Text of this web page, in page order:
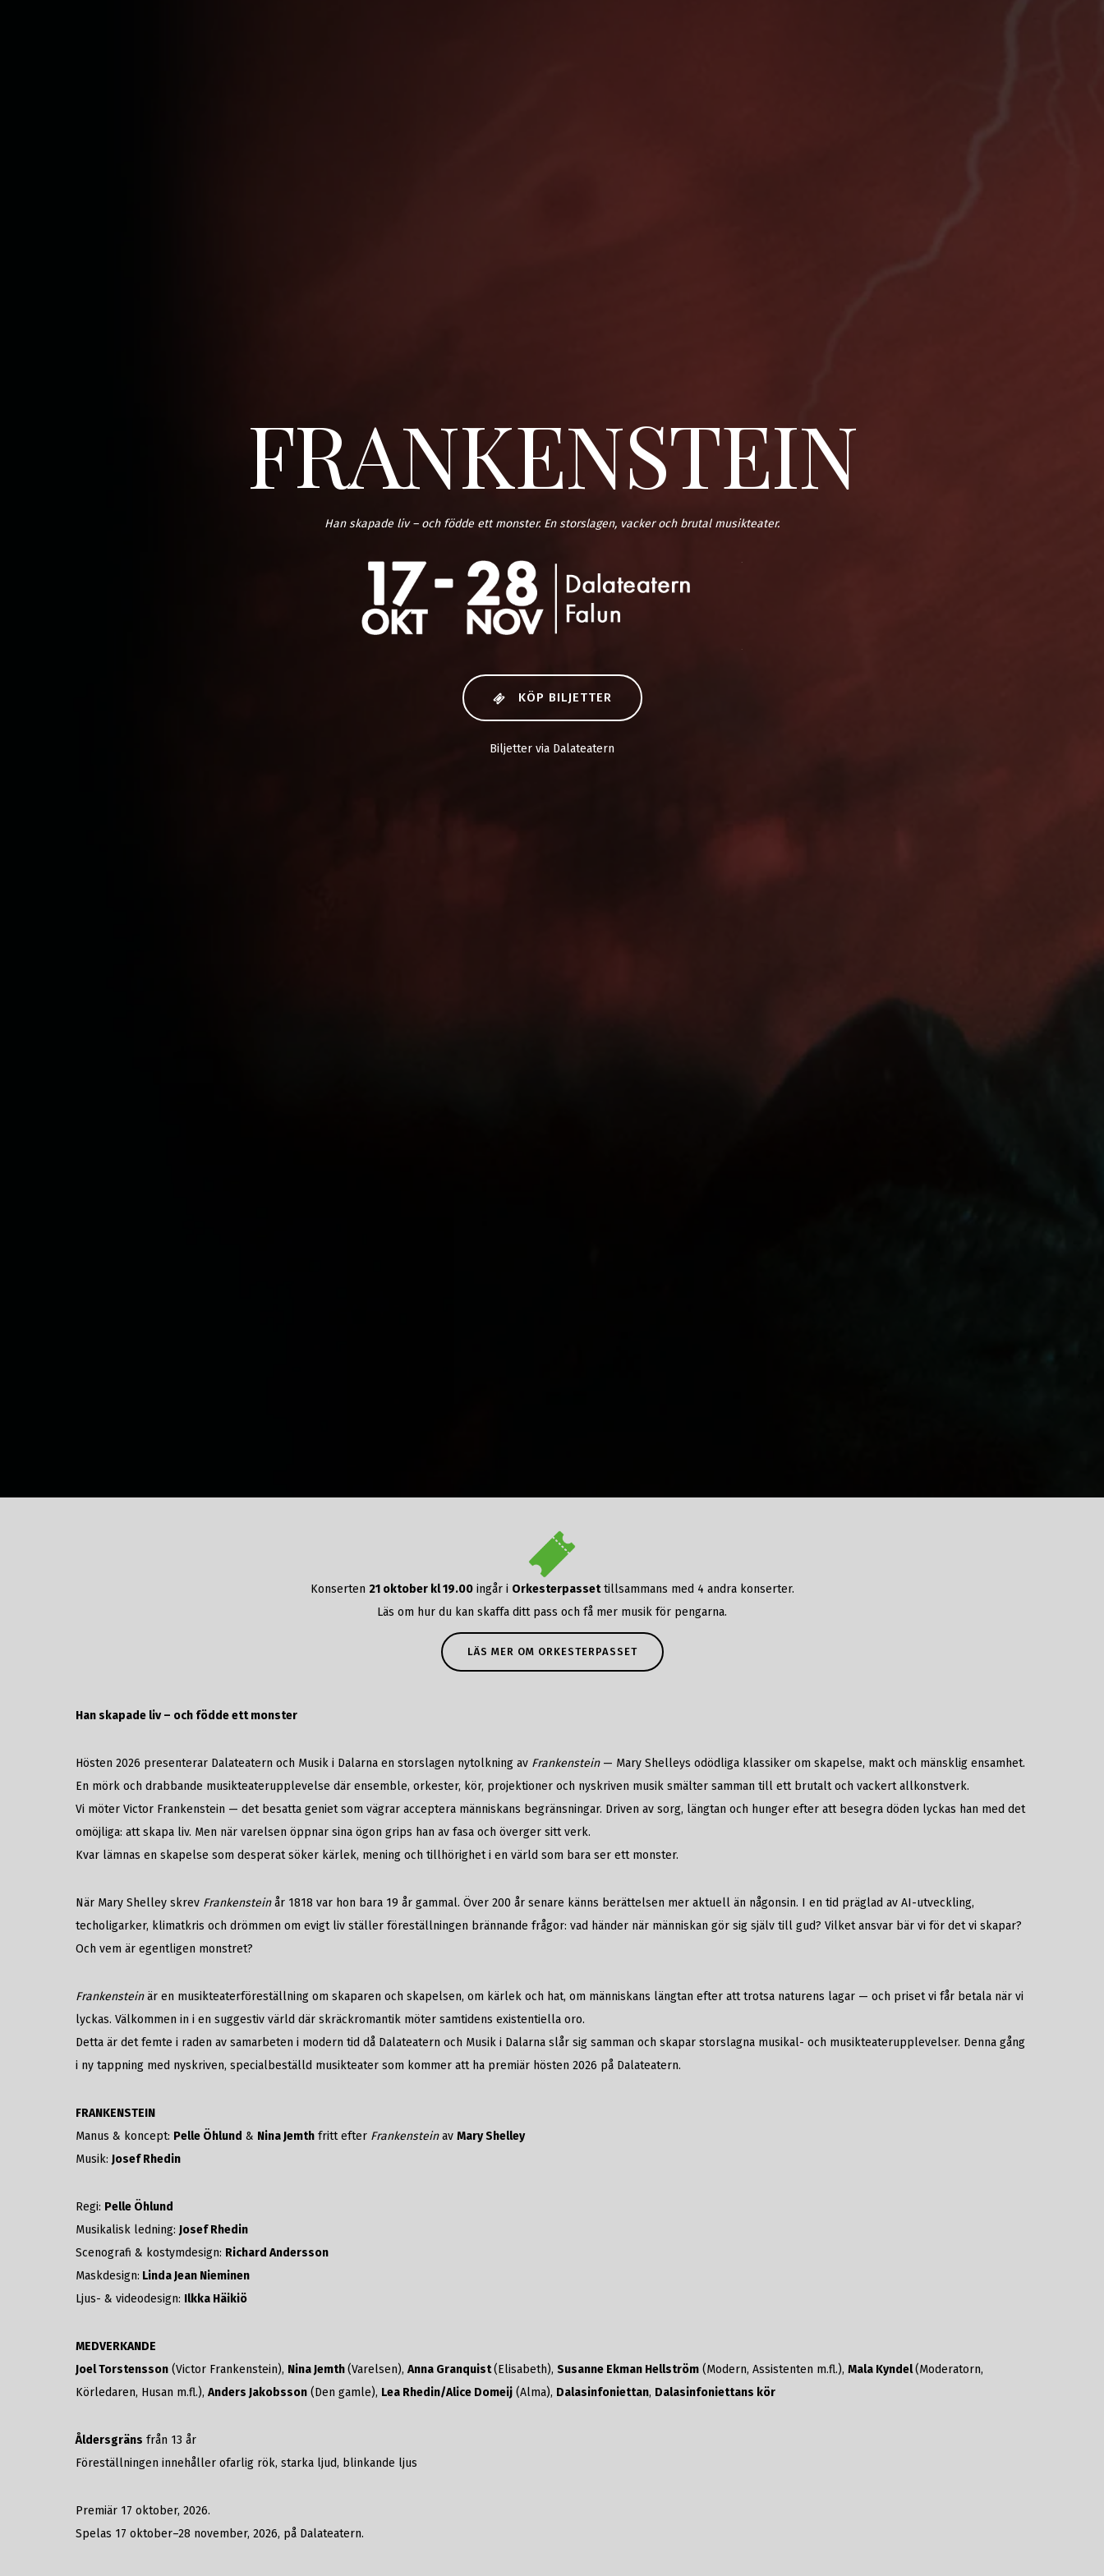
FRANKENSTEIN
Han skapade liv – och födde ett monster. En storslagen, vacker och brutal musikteater.
KÖP BILJETTER
Biljetter via Dalateatern
Konserten 21 oktober kl 19.00ingår i Orkesterpassettillsammans med 4 andra konserter.
Läs om hur du kan skaffa ditt pass och få mer musik för pengarna.
LÄS MER OM ORKESTERPASSET
Han skapade liv – och födde ett monster
Hösten 2026 presenterar Dalateatern och Musik i Dalarna en storslagen nytolkning av Frankenstein— Mary Shelleys odödliga klassiker om skapelse, makt och mänsklig ensamhet.
En mörk och drabbande musikteaterupplevelse där ensemble, orkester, kör, projektioner och nyskriven musik smälter samman till ett brutalt och vackert allkonstverk.
Vi möter Victor Frankenstein — det besatta geniet som vägrar acceptera människans begränsningar. Driven av sorg, längtan och hunger efter att besegra döden lyckas han med det
omöjliga: att skapa liv. Men när varelsen öppnar sina ögon grips han av fasa och överger sitt verk.
Kvar lämnas en skapelse som desperat söker kärlek, mening och tillhörighet i en värld som bara ser ett monster.
När Mary Shelley skrev Frankensteinår 1818 var hon bara 19 år gammal. Över 200 år senare känns berättelsen mer aktuell än någonsin. I en tid präglad av AI-utveckling,
techoligarker, klimatkris och drömmen om evigt liv ställer föreställningen brännande frågor: vad händer när människan gör sig själv till gud? Vilket ansvar bär vi för det vi skapar?
Och vem är egentligen monstret?
Frankensteinär en musikteaterföreställning om skaparen och skapelsen, om kärlek och hat, om människans längtan efter att trotsa naturens lagar — och priset vi får betala när vi
lyckas. Välkommen in i en suggestiv värld där skräckromantik möter samtidens existentiella oro.
Detta är det femte i raden av samarbeten i modern tid då Dalateatern och Musik i Dalarna slår sig samman och skapar storslagna musikal- och musikteaterupplevelser. Denna gång
i ny tappning med nyskriven, specialbeställd musikteater som kommer att ha premiär hösten 2026 på Dalateatern.
FRANKENSTEIN
Manus & koncept: Pelle Öhlund & Nina Jemth fritt efter Frankensteinav Mary Shelley
Musik: Josef Rhedin
Regi: Pelle Öhlund
Musikalisk ledning: Josef Rhedin
Scenografi & kostymdesign: Richard Andersson
Maskdesign: Linda Jean Nieminen
Ljus- & videodesign: Ilkka Häikiö
MEDVERKANDE
Joel Torstensson (Victor Frankenstein), Nina Jemth(Varelsen), Anna Granquist(Elisabeth), Susanne Ekman Hellström (Modern, Assistenten m.fl.), Mala Kyndel(Moderatorn,
Körledaren, Husan m.fl.), Anders Jakobsson (Den gamle), Lea Rhedin/Alice Domeij (Alma), Dalasinfoniettan, Dalasinfoniettans kör
Åldersgräns från 13 år
Föreställningen innehåller ofarlig rök, starka ljud, blinkande ljus
Premiär 17 oktober, 2026.
Spelas 17 oktober–28 november, 2026, på Dalateatern.